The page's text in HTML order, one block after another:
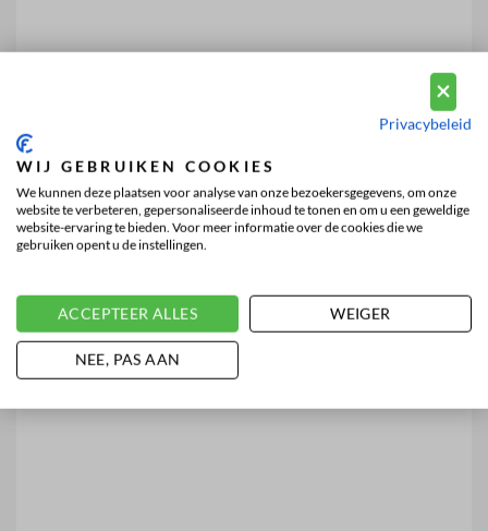
Privacybeleid
WIJ GEBRUIKEN COOKIES
We kunnen deze plaatsen voor analyse van onze bezoekersgegevens, om onze
website te verbeteren, gepersonaliseerde inhoud te tonen en om u een geweldige
website-ervaring te bieden. Voor meer informatie over de cookies die we
gebruiken opent u de instellingen.
ACCEPTEER ALLES WEIGER
NEE, PAS AAN